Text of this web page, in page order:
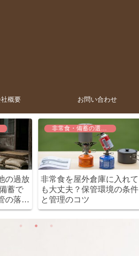
概要 お問い合わせ
の過放
蓄で
の落と
非常食・備蓄の選定と基礎知識
非常食を屋外倉庫に入れて
も大丈夫？保管環境の条件
と管理のコツ